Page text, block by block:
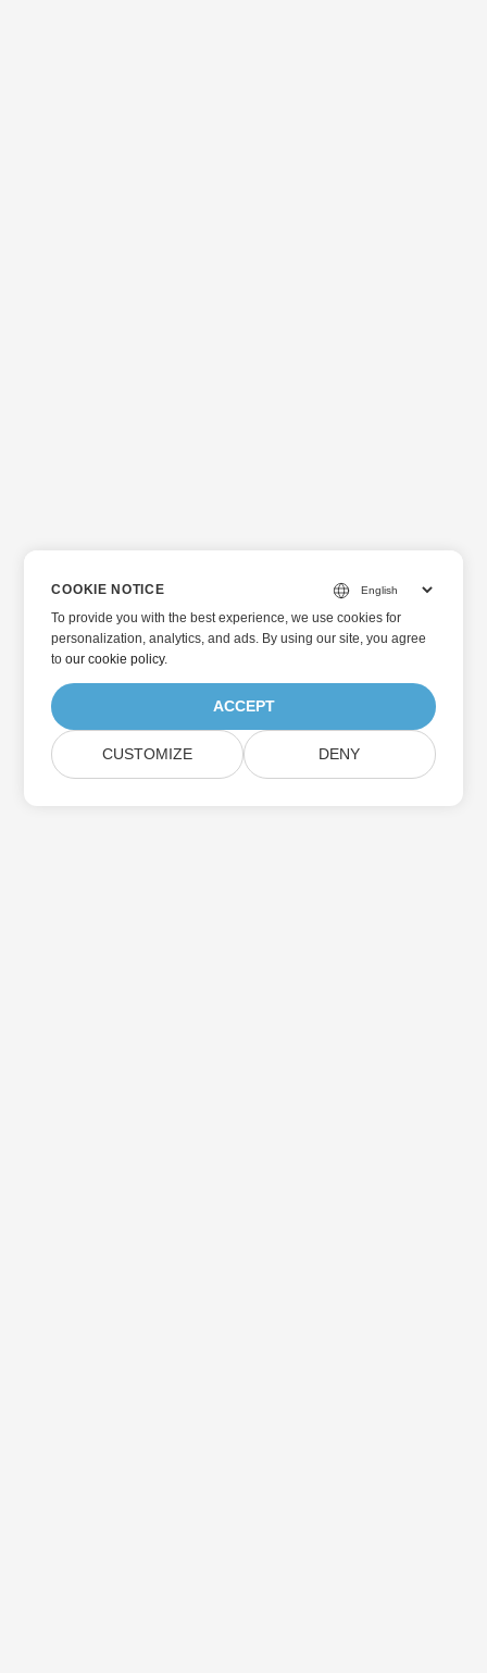
COOKIE NOTICE
To provide you with the best experience, we use cookies for
personalization, analytics, and ads. By using our site, you agree
toour cookie policy.
ACCEPT
CUSTOMIZE DENY